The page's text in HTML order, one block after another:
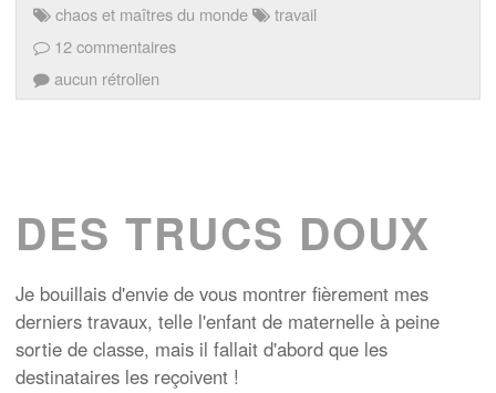
chaos et maîtres du monde
travail
12 commentaires
aucun rétrolien
DES TRUCS DOUX
Je bouillais d'envie de vous montrer fièrement mes
derniers travaux, telle l'enfant de maternelle à peine
sortie de classe, mais il fallait d'abord que les
destinataires les reçoivent !